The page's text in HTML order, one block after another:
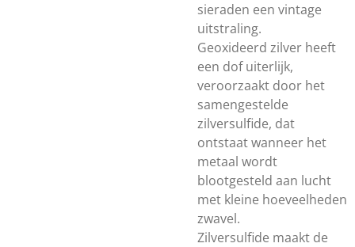
sieraden een vintage
uitstraling.
Geoxideerd zilver heeft
een dof uiterlijk,
veroorzaakt door het
samengestelde
zilversulfide, dat
ontstaat wanneer het
metaal wordt
blootgesteld aan lucht
met kleine hoeveelheden
zwavel.
Zilversulfide maakt de